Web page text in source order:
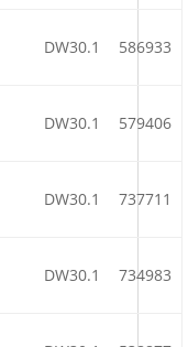
DW30.1 586933
DW30.1 579406
DW30.1 737711
DW30.1 734983